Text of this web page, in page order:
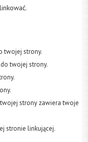
twojej strony.
twojej strony.
strony zawiera twoje
stronie linkującej.